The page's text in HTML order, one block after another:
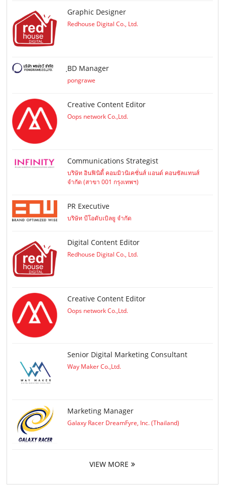
Graphic Designer
Redhouse Digital Co., Ltd.
ฺBD Manager
pongrawe
Creative Content Editor
Oops network Co.,Ltd.
Communications Strategist
บริษัท อินฟินิตี้ คอมมิวนิเคชั่นส์ แอนด์ คอนซัลแทนส์
จำกัด (สาขา 001 กรุงเทพฯ)
PR Executive
บริษัท บีโอดับเบิลยู จำกัด
Digital Content Editor
Redhouse Digital Co., Ltd.
Creative Content Editor
Oops network Co.,Ltd.
Senior Digital Marketing Consultant
Way Maker Co.,Ltd.
Marketing Manager
Galaxy Racer DreamFyre, Inc. (Thailand)
VIEW MORE